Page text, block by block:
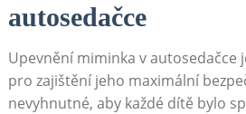
autosedačce
Upevnění miminka v autosedačce
pro zajištění jeho maximální
nevyhnutné, aby každé dítě bylo